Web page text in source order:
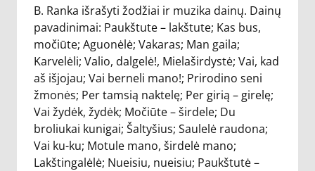
B. Ranka išrašyti žodžiai ir muzika dainų. Dainų
pavadinimai: Paukštute – lakštute; Kas bus,
močiūte; Aguonėlė; Vakaras; Man gaila;
Karvelėli; Valio, dalgelė!, Mielaširdystė; Vai, kad
aš išjojau; Vai berneli mano!; Prirodino seni
žmonės; Per tamsią naktelę; Per girią – girelę;
Vai žydėk, žydėk; Močiūte – širdele; Du
broliukai kunigai; Šaltyšius; Saulelė raudona;
Vai ku-ku; Motule mano, širdelė mano;
Lakštingalėlė; Nueisiu, nueisiu; Paukštutė –